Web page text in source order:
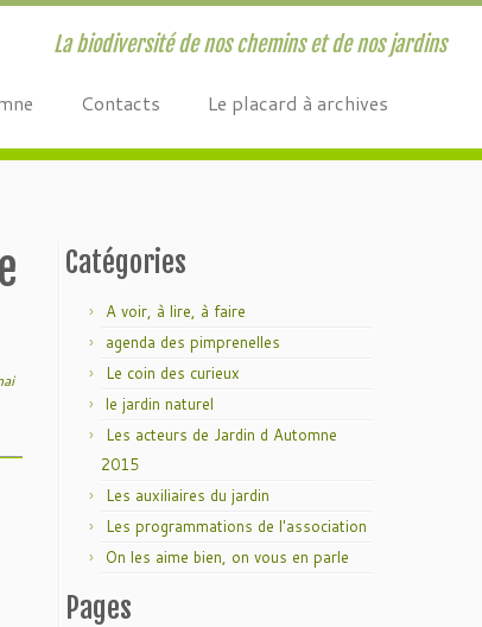
La biodiversité de nos chemins et de nos jardins
Contacts Le placard à archives
Catégories
A voir, à lire, à faire
agenda des pimprenelles
Le coin des curieux
le jardin naturel
Les acteurs de Jardin d Automne
2015
Les auxiliaires du jardin
Les programmations de l'association
On les aime bien, on vous en parle
Pages